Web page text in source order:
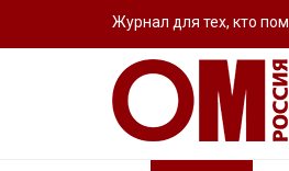
Журнал для тех, кто